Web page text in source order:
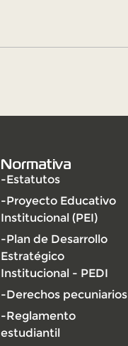
Normativa
-Estatutos
-Proyecto Educativo
Institucional (PEI)
-Plan de Desarrollo
Estratégico
Institucional - PEDI
-Derechos pecuniarios
-Reglamento
estudiantil